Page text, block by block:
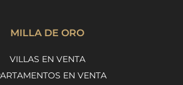
MILLA DE ORO
VILLAS EN VENTA
EN VENTA